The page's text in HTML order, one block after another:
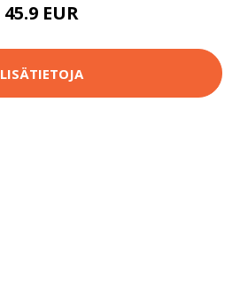
45.9 EUR
LISÄTIETOJA